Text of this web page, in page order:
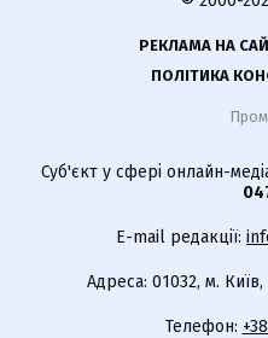
РЕКЛАМА НА
ПОЛІТИКА
Суб'єкт у сфері онлайн-
E-mail редакції:
Адреса: 01032, м.
Телефон: